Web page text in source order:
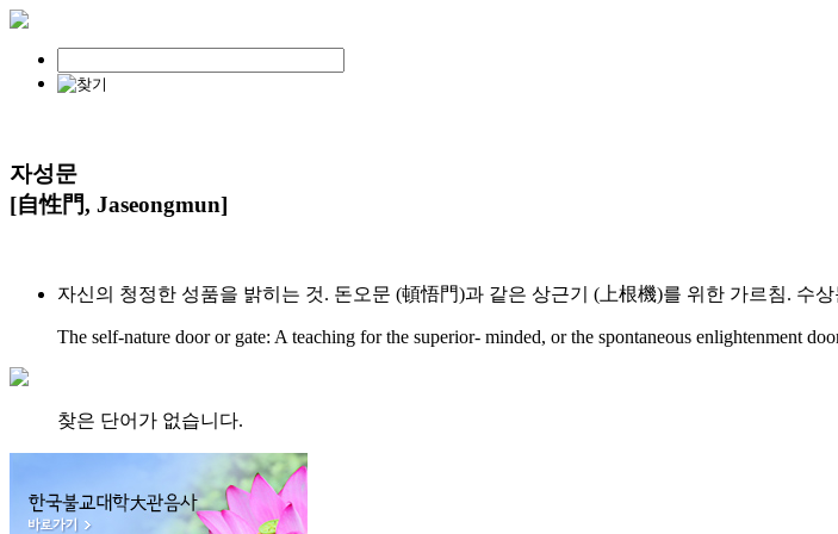
자성문
[自性門, Jaseongmun]
자신의 청정한 성품을 밝히는 것. 돈오문 (頓悟門)과 같은 상근기 (上根機)를 위한 가르침. 수
The self-nature door or gate: A teaching for the superior- minded, or the spontaneous enlightenment
찾은 단어가 없습니다.